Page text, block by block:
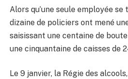
Alors qu’une seule employée
dizaine de policiers ont mené
saisissant une centaine de
une cinquantaine de caisses de
Le 9 janvier, la Régie des